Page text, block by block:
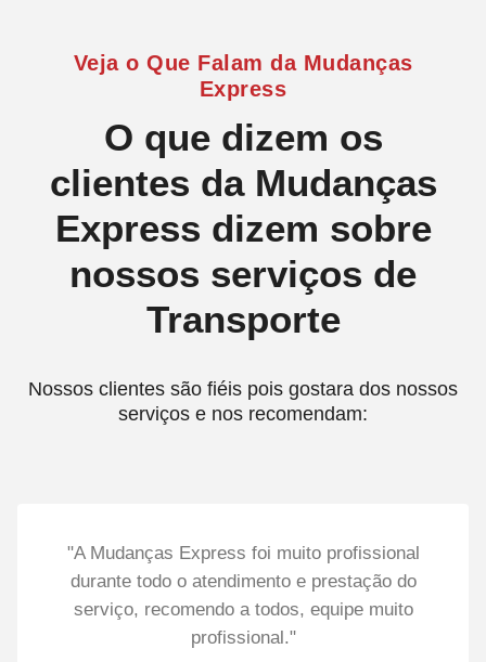
Veja o Que Falam da Mudanças
Express
O que dizem os
clientes da Mudanças
Express dizem sobre
nossos serviços de
Transporte
Nossos clientes são fiéis pois gostara dos nossos
serviços e nos recomendam:
"A Mudanças Express foi muito profissional
durante todo o atendimento e prestação do
serviço, recomendo a todos, equipe muito
profissional."